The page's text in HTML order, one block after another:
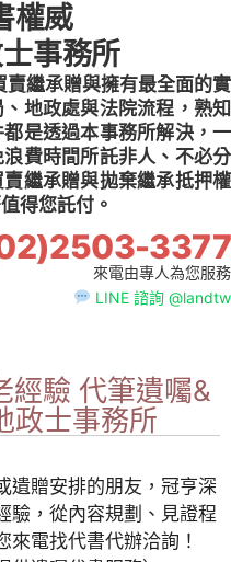
權威
事務所
繼承贈與擁有最全面的實
地政處與法院流程，熟知
是透過本事務所解決，一
費時間所託非人、不必分
繼承贈與拋棄繼承抵押權
得您託付。
3377
來電由專人為您服務
LINE 諮詢 @landtw
經驗 代筆遺囑&
政士事務所
遺贈安排的朋友，冠亨深
驗，從內容規劃、見證程
來電找代書代辦洽詢！